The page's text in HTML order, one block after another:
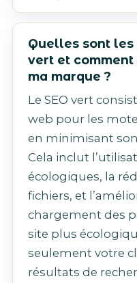
Quelles sont les
vert et
ma marque ?
Le SEO vert
web pour les
en minimisant
Cela inclut
écologiques, la
fichiers, et
chargement des
site plus
seulement votre
résultats de